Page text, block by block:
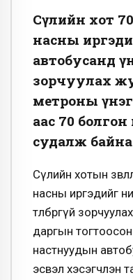
Сөүлийн хот
насны
автобусанд
зорчуулах
метроны
аас 70
судалж
Сөүлийн хотын
насны иргэдийг
төлбөргүй
даргын
настнуудын
эсвэл хэсэгчлэн